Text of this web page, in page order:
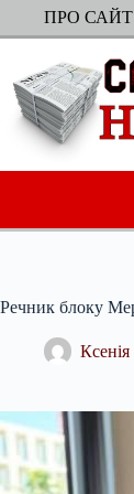
ПерейтиПРО САЙТ
Речник блоку